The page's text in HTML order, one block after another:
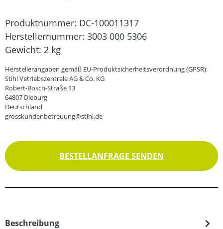
Produktnummer: DC-100011317
Herstellernummer: 3003 000 5306
Gewicht: 2 kg
Herstellerangaben gemäß EU-Produktsicherheitsverordnung (GPSR):
Stihl Vetriebszentrale AG & Co. KG
Robert-Bosch-Straße 13
64807 Dieburg
Deutschland
grosskundenbetreuung@stihl.de
BESTELLANFRAGE SENDEN
Beschreibung